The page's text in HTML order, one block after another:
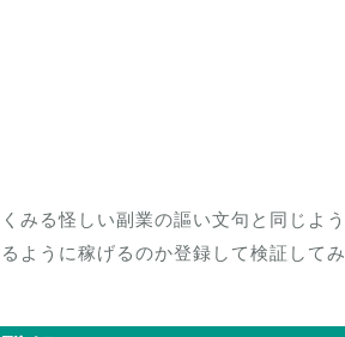
みる怪しい副業の謳い文句と同じよう
ように稼げるのか登録して検証してみ